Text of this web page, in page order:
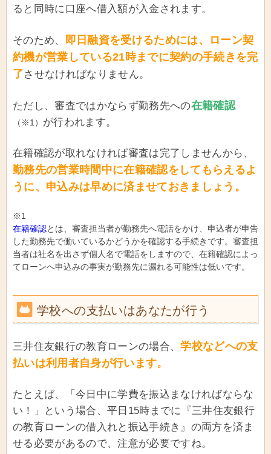
ると同時に口座へ借入額が入金されます。
そのため、 即日融資を受けるためには、ローン契
約機が営業している21時までに契約の手続きを完
了 させなければなりません。
ただし、審査ではかならず勤務先への在籍確認
（※1） が行われます。
在籍確認が取れなければ審査は完了しませんから、
勤務先の営業時間中に在籍確認をしてもらえるよ
うに、申込みは早めに済ませておきましょう。
※1
在籍確認とは、審査担当者が勤務先へ電話をかけ、申込者が申告
した勤務先で働いているかどうかを確認する手続きです。審査担
当者は社名を出さず個人名で電話をしますので、在籍確認によっ
てローンへ申込みの事実が勤務先に漏れる可能性は低いです。
学校への支払いはあなたが行う
三井住友銀行の教育ローンの場合、学校などへの支
払いは利用者自身が行います。
たとえば、「今日中に学費を振込まなければならな
い！」という場合、平日15時までに『三井住友銀行
の教育ローンの借入れと振込手続き』の両方を済ま
せる必要があるので、注意が必要ですね。